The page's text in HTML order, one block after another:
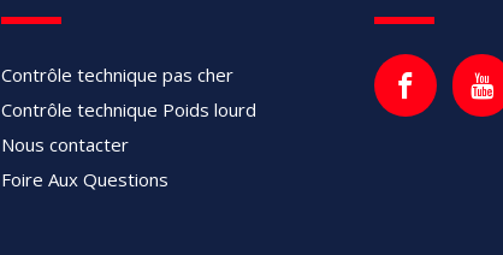
Contrôle technique pas cher
Contrôle technique Poids lourd
Nous contacter
Foire Aux Questions